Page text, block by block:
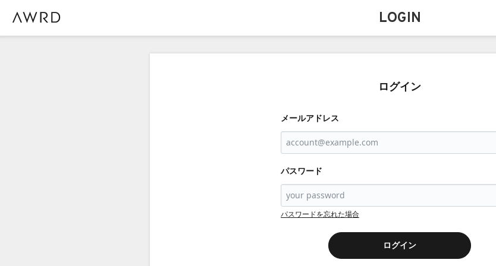
LOGIN
ログイン
メールアドレス
パスワード
パスワードを忘れた場合
ログイン